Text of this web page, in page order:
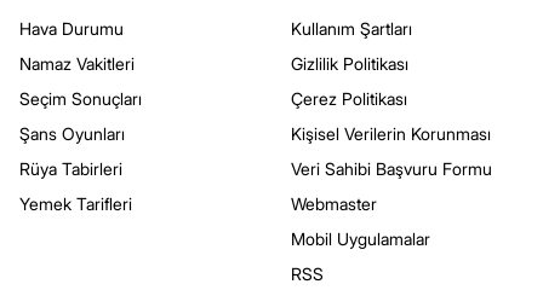
Hava Durumu
Namaz Vakitleri
Seçim Sonuçları
Şans Oyunları
Rüya Tabirleri
Yemek Tarifleri
Kullanım Şartları
Gizlilik Politikası
Çerez Politikası
Kişisel Verilerin Korunması
Veri Sahibi Başvuru Formu
Webmaster
Mobil Uygulamalar
RSS